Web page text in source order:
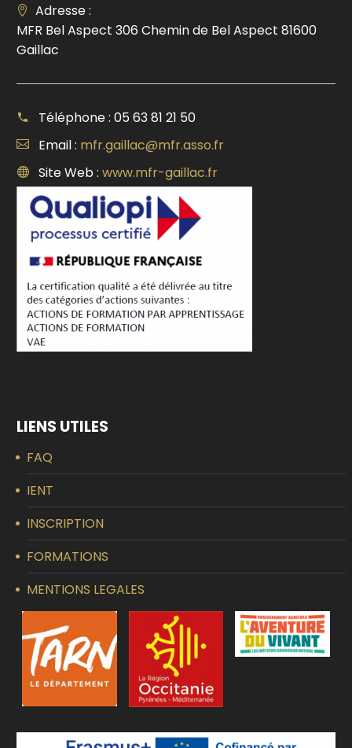
Adresse :
MFR Bel Aspect 306 Chemin de Bel Aspect 81600
Gaillac
Téléphone : 05 63 81 21 50
Email : mfr.gaillac@mfr.asso.fr
Site Web : www.mfr-gaillac.fr
LIENS UTILES
FAQ
IENT
INSCRIPTION
FORMATIONS
MENTIONS LEGALES